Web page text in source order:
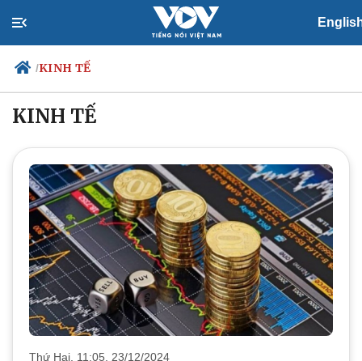
/KINH TẾ
Chính trị
Đảng
Tổ chức nhân sự
Quốc hội
Nhận diện sự thật
Tin 24h
Dự báo thời tiết
Giáo dục
Dấu ấn VOV
Việc làm
Biển đảo
KINH TẾ
Thứ Hai, 11:05, 23/12/2024